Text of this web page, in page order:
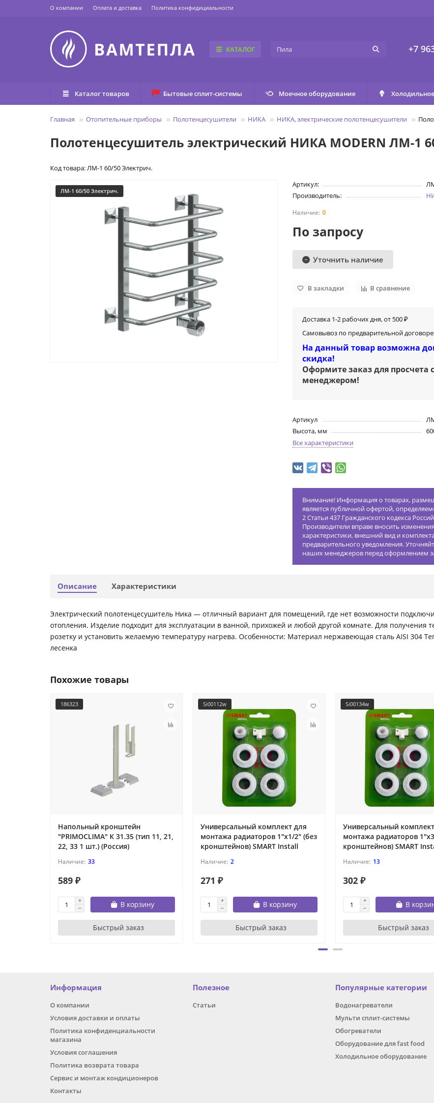
О компании Оплата и доставка Политика конфидициальности
КАТАЛОГ +7
Каталог товаров Бытовые сплит-системы Моечное оборудование
Главная Отопительные приборы Полотенцесушители НИКА НИКА, электрические полотенцесушители
Полотенцесушитель электрический НИКА MODERN ЛМ-1
Код товара: ЛМ-1 60/50 Электрич.
ЛМ-1 60/50 Электрич.
Артикул:
Производитель:
0
По запросу
Уточнить наличие
В закладки В сравнение
Доставка 1-2 рабочих дня, от 500 ₽
Самовывоз по предварительной
На данный товар возможна
скидка!
Оформите заказ для просчета
менеджером!
Артикул
Высота, мм
Все характеристики
Внимание! Информация о товарах,
является публичной офертой,
2 Статьи 437 Гражданского кодекса
Производители вправе вносить
характеристики, внешний вид и
предварительного уведомления.
наших менеджеров перед оформлением
Описание Характеристики
Электрический полотенцесушитель Ника — отличный вариант для помещений, где нет возможности
отопления. Изделие подходит для эксплуатации в ванной, прихожей и любой другой комнате. Для получения
розетку и установить желаемую температуру нагрева. Особенности: Материал нержавеющая сталь AISI 304
лесенка
Похожие товары
186323
Напольный кронштейн
"PRIMOCLIMA" К 31.35 (тип 11, 21,
22, 33 1 шт.) (Россия)
33
589 ₽
В корзину
Быстрый заказ
Si00112w
Универсальный комплект для
монтажа радиаторов 1"х1/2" (без
кронштейнов) SMART Install
2
271 ₽
В корзину
Быстрый заказ
Si00134w
Универсальный
монтажа радиаторов
кронштейнов) SMART
13
302 ₽
В
Быстрый заказ
Информация
О компании
Условия доставки и оплаты
Политика конфиденциальности
магазина
Условия соглашения
Политика возврата товара
Сервис и монтаж кондиционеров
Контакты
Полезное
Статьи
Популярные категории
Водонагреватели
Мульти сплит-системы
Обогреватели
Оборудование для fast food
Холодильное оборудование